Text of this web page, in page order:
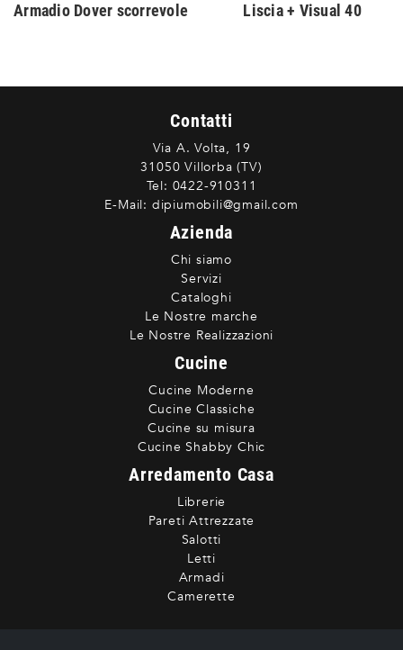
Armadio Dover scorrevole Liscia + Visual 40
Contatti
Via A. Volta, 19
31050 Villorba (TV)
Tel: 0422-910311
E-Mail: dipiumobili@gmail.com
Azienda
Chi siamo
Servizi
Cataloghi
Le Nostre marche
Le Nostre Realizzazioni
Cucine
Cucine Moderne
Cucine Classiche
Cucine su misura
Cucine Shabby Chic
Arredamento Casa
Librerie
Pareti Attrezzate
Salotti
Letti
Armadi
Camerette